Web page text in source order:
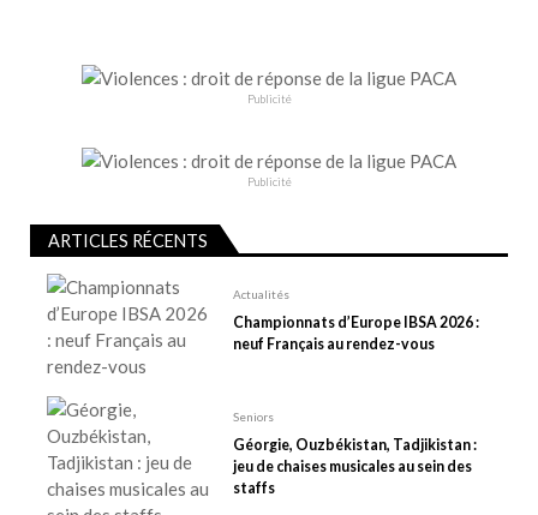
’
a
Publicité
Publicité
ARTICLES RÉCENTS
Actualités
Championnats d’Europe IBSA 2026 :
neuf Français au rendez-vous
Seniors
Géorgie, Ouzbékistan, Tadjikistan :
jeu de chaises musicales au sein des
staffs